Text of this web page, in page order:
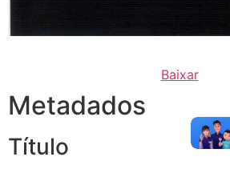
Baixar
Metadados
Título